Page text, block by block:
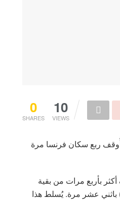
0
SHARES
10
VIEWS
عمليات التحقق من الهوية في فرنسا بنسبة 10%. وقد أُوقف ربع سكان فرنسا مرة
بأربع مرات من بقية
عشر مرة. يُسلط هذا